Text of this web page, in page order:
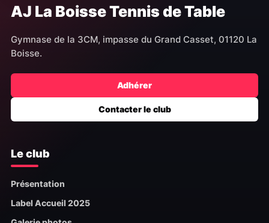
AJ La Boisse Tennis de Table
Gymnase de la 3CM, impasse du Grand Casset, 01120 La
Boisse.
Adhérer
Contacter le club
Le club
Présentation
Label Accueil 2025